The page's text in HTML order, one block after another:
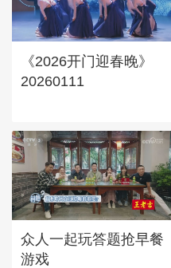
《2026开门迎春晚》
20260111
众人一起玩答题抢早餐
游戏